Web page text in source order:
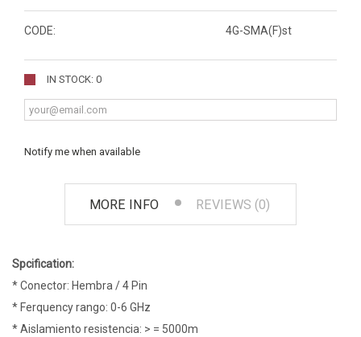
CODE: 4G-SMA(F)st
IN STOCK: 0
Notify me when available
MORE INFO REVIEWS (0)
Spcification:
* Conector: Hembra / 4 Pin
* Ferquency rango: 0-6 GHz
* Aislamiento resistencia: > = 5000m